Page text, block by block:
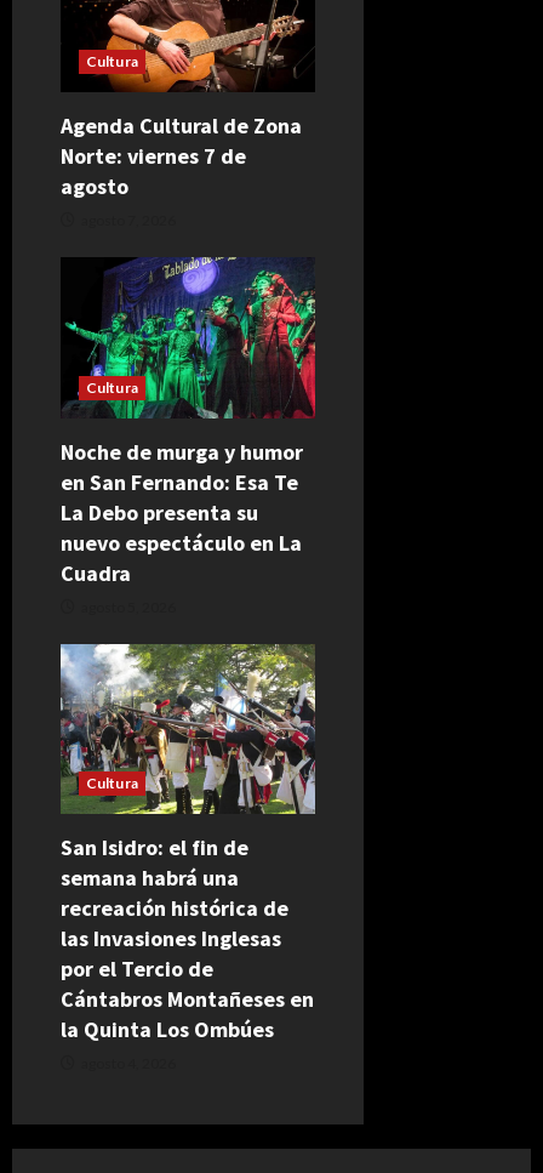
Cultura
Agenda Cultural de Zona
Norte: viernes 7 de
agosto
Cultura
Noche de murga y humor
en San Fernando: Esa Te
La Debo presenta su
nuevo espectáculo en La
Cuadra
Cultura
San Isidro: el fin de
semana habrá una
recreación histórica de
las Invasiones Inglesas
por el Tercio de
Cántabros Montañeses en
la Quinta Los Ombúes